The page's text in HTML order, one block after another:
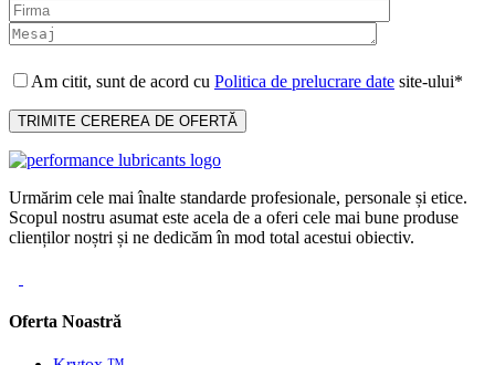
Am citit, sunt de acord cu Politica de prelucrare date site-ului*
Urmărim cele mai înalte standarde profesionale, personale și etice.
Scopul nostru asumat este acela de a oferi cele mai bune produse
clienților noștri și ne dedicăm în mod total acestui obiectiv.
Oferta Noastră